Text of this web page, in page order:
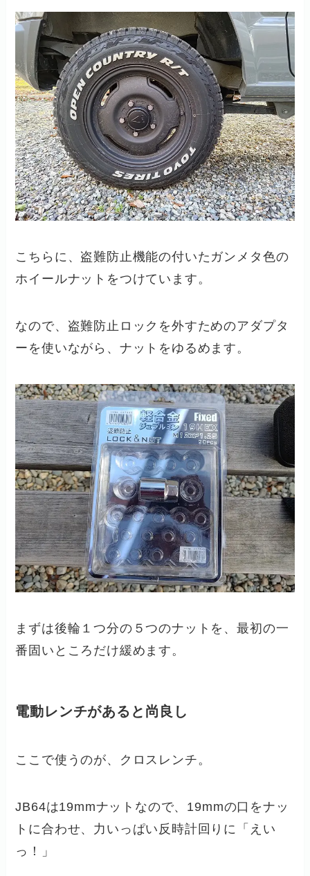
こちらに、盗難防止機能の付いたガンメタ色の
ホイールナットをつけています。
なので、盗難防止ロックを外すためのアダプタ
ーを使いながら、ナットをゆるめます。
まずは後輪１つ分の５つのナットを、最初の一
番固いところだけ緩めます。
電動レンチがあると尚良し
ここで使うのが、クロスレンチ。
JB64は19mmナットなので、19mmの口をナッ
トに合わせ、力いっぱい反時計回りに「えい
っ！」